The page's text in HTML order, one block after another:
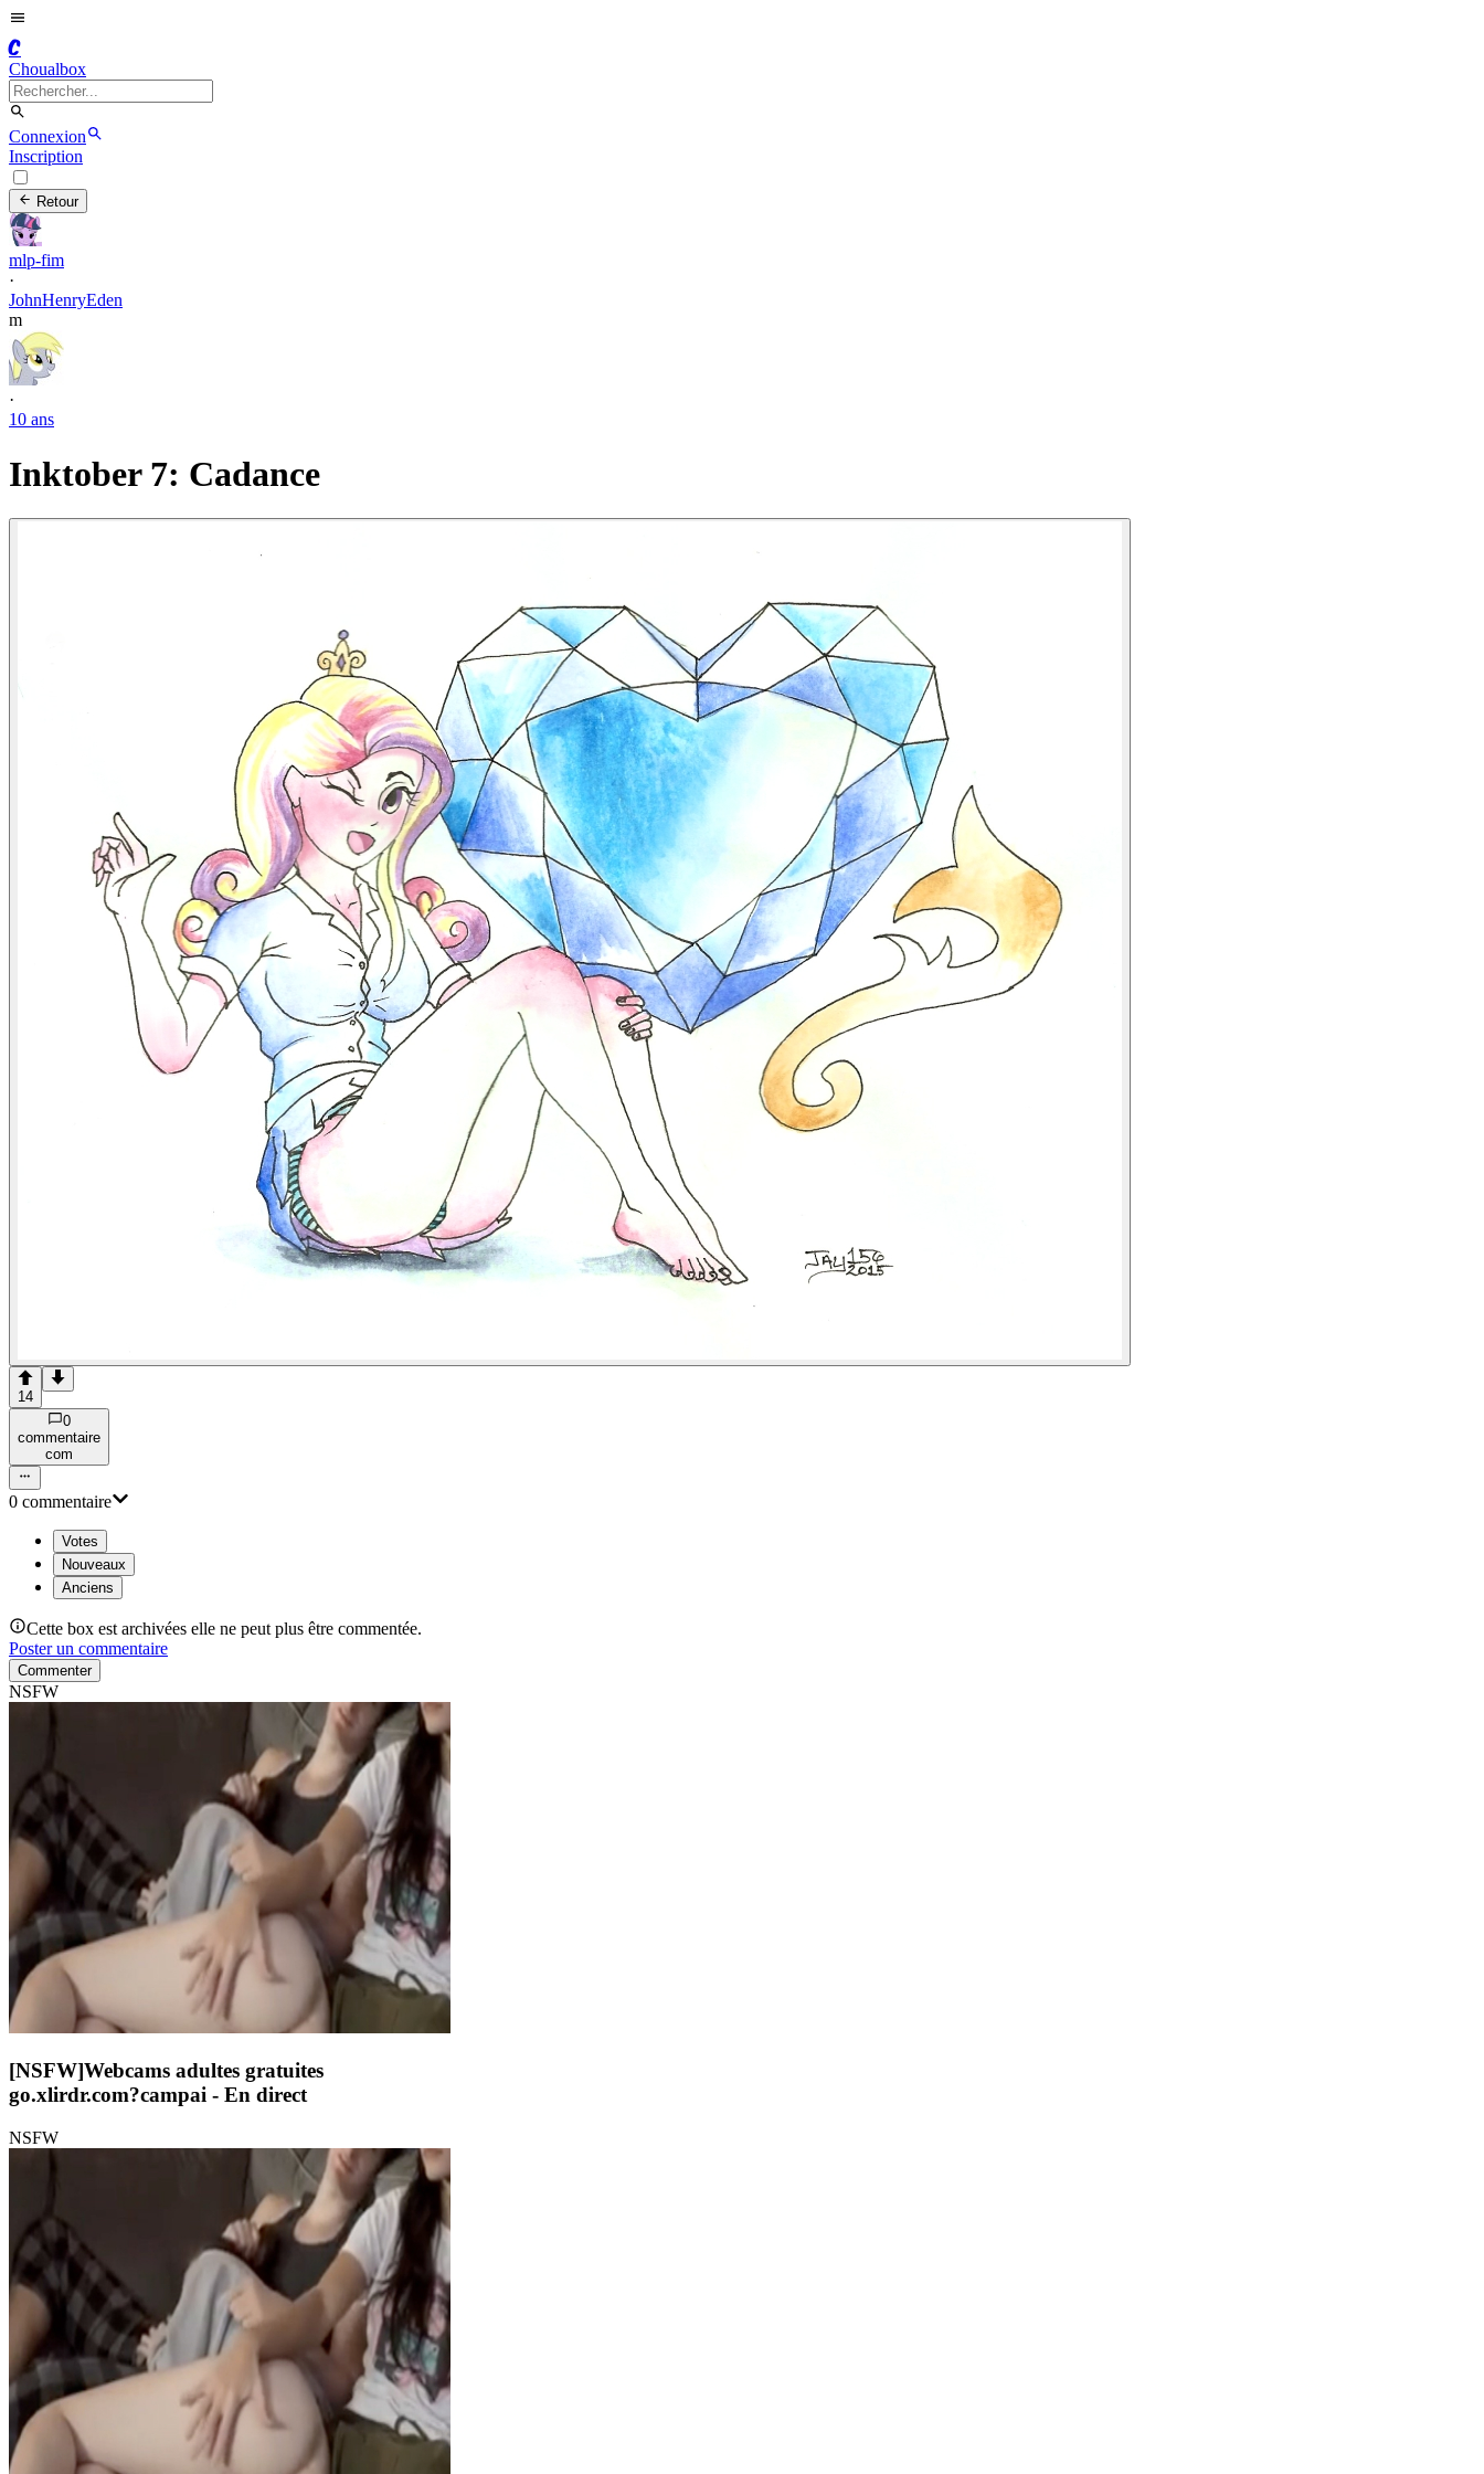
C
Choualbox
Connexion
Inscription
Retour
mlp-fim
·
JohnHenryEden
m
·
10 ans
Inktober 7: Cadance
14
0
commentaire
com
0 commentaire
Votes
Nouveaux
Anciens
Cette box est archivées elle ne peut plus être commentée.
Poster un commentaire
Commenter
NSFW
[NSFW]Webcams adultes gratuites
go.xlirdr.com?campai - En direct
NSFW